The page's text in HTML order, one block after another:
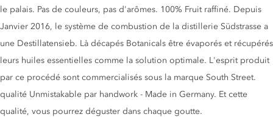
le palais. Pas de couleurs, pas d'arômes. 100% Fruit raffiné. Depuis
Janvier 2016, le système de combustion de la distillerie Südstrasse a
une Destillatensieb. Là décapés Botanicals être évaporés et récupérés
leurs huiles essentielles comme la solution optimale. L'esprit produit
par ce procédé sont commercialisés sous la marque South Street.
qualité Unmistakable par handwork - Made in Germany. Et cette
qualité, vous pourrez déguster dans chaque goutte.